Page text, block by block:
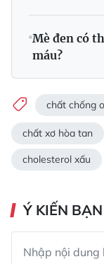
Mè đen có
máu?
chất chống
chất xơ hòa tan
cholesterol xấu
Ý KIẾN